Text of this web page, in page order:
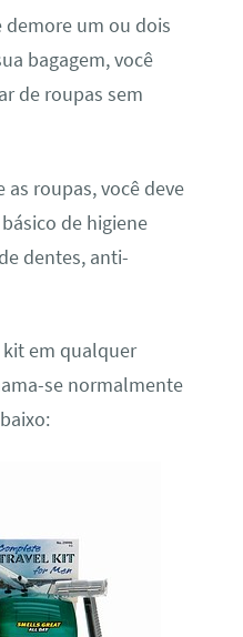
demore um ou dois
bagagem, você
de roupas sem
as roupas, você deve
de higiene
dentes, anti-
kit em qualquer
se normalmente